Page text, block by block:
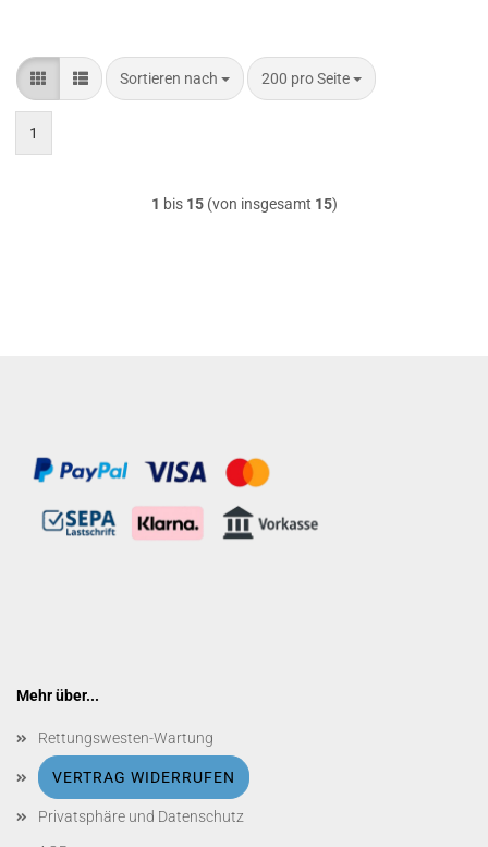
Sortieren nach
Sortieren nach 200 pro Seite
pro Seite
1
1 bis 15(von insgesamt 15)
Mehr über...
Rettungswesten-Wartung
VERTRAG WIDERRUFEN
Privatsphäre und Datenschutz